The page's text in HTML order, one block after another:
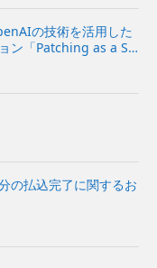
の技術を活用した
ン「Patching as a Se
断から修復方針の策
...
の払込完了に関するお